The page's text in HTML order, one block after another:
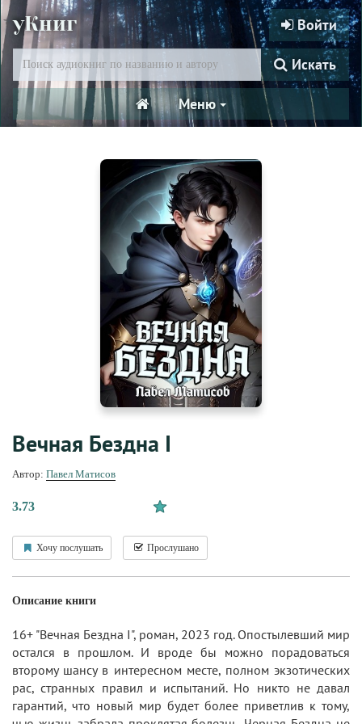
уКниг Войти
Искать
Меню
Вечная Бездна I
Автор: Павел Матисов
3.73
Хочу послушать Прослушано
Описание книги
16+ "Вечная Бездна I", роман, 2023 год. Опостылевший мир
остался в прошлом. И вроде бы можно порадоваться
второму шансу в интересном месте, полном экзотических
рас, странных правил и испытаний. Но никто не давал
гарантий, что новый мир будет более приветлив к тому,